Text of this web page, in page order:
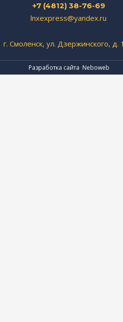
+7 (4812) 38-76-69
lnxexpress@yandex.ru
г. Смоленск, ул. Дзержинского, д.
Разработка сайта Neboweb